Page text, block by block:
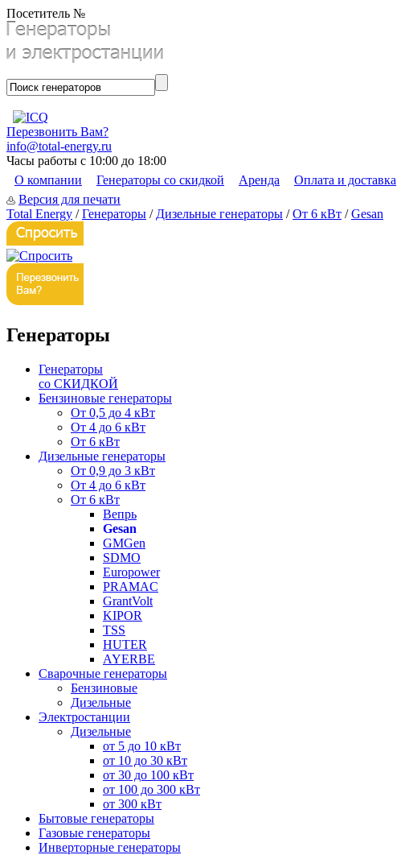
Посетитель №
Перезвонить Вам?
info@total-energy.ru
Часы работы с 10:00 до 18:00
О компании
Генераторы со скидкой Аренда Оплата и доставка
Версия для печати
Total Energy /Генераторы / Дизельные генераторы /От 6 кВт /Gesan
Генераторы
Генераторы
со СКИДКОЙ
Бензиновые генераторы
От 0,5 до 4 кВт
От 4 до 6 кВт
От 6 кВт
Дизельные генераторы
От 0,9 до 3 кВт
От 4 до 6 кВт
От 6 кВт
Вепрь
Gesan
GMGen
SDMO
Europower
PRAMAC
GrantVolt
KIPOR
TSS
HUTER
AYERBE
Сварочные генераторы
Бензиновые
Дизельные
Электростанции
Дизельные
от 5 до 10 кВт
от 10 до 30 кВт
от 30 до 100 кВт
от 100 до 300 кВт
от 300 кВт
Бытовые генераторы
Газовые генераторы
Инверторные генераторы